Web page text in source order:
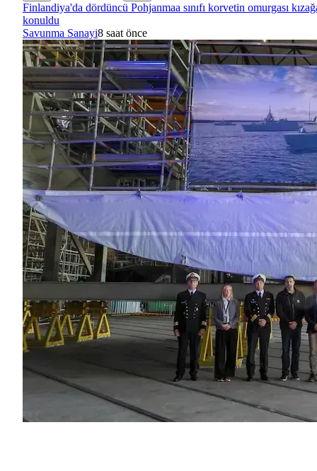
Finlandiya'da dördüncü Pohjanmaa sınıfı korvetin omurgası
konuldu
Savunma Sanayi8 saat önce